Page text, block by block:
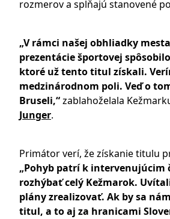
rozmerov a spĺňajú stanovené
„V rámci našej obhliadky
prezentácie športovej
ktoré už tento titul získali.
medzinárodnom poli. Veď o
Bruseli,“zablahoželala
Junger.
Primátor verí, že získanie titulu
„Pohyb patrí k intervenujúcim
rozhýbať celý Kežmarok.
plány zrealizovať. Ak by sa
titul, a to aj za hranicami